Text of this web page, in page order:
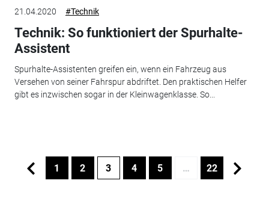
21.04.2020 #Technik
Technik: So funktioniert der Spurhalte-
Assistent
Spurhalte-Assistenten greifen ein, wenn ein Fahrzeug aus
Versehen von seiner Fahrspur abdriftet. Den praktischen Helfer
gibt es inzwischen sogar in der Kleinwagenklasse. So...
1 2 3 4 5 … 22